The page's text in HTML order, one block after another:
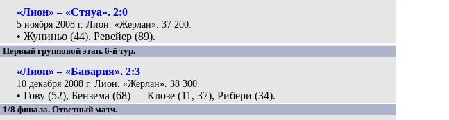
«Лион» – «Стяуа». 2:0
5 ноября 2008 г. Лион. «Жерлан». 37 200.
• Жуниньо (44), Ревейер (89).
Первый групповой этап. 6-й тур.
«Лион» – «Бавария». 2:3
10 декабря 2008 г. Лион. «Жерлан». 38 300.
• Гову (52), Бензема (68) — Клозе (11, 37), Рибери (34).
1/8 финала. Ответный матч.